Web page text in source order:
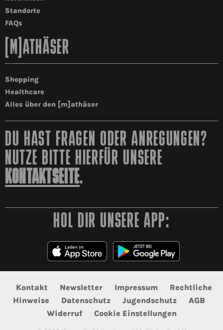
Standorte
FAQs
[M]ATHÄSER
Shopping
Healthcare
Alles über den [m]athäser
DU HAST FRAGEN ODER ANREGUNGEN?
NUTZE BITTE HIERFÜR UNSERE
KONTAKTSEITE.
HOL DIR UNSERE APP:
Kontakt Newsletter Impressum
Rechtliche
Hinweise
Datenschutz Jugendschutz
AGB
Widerruf
Cookie Einstellungen